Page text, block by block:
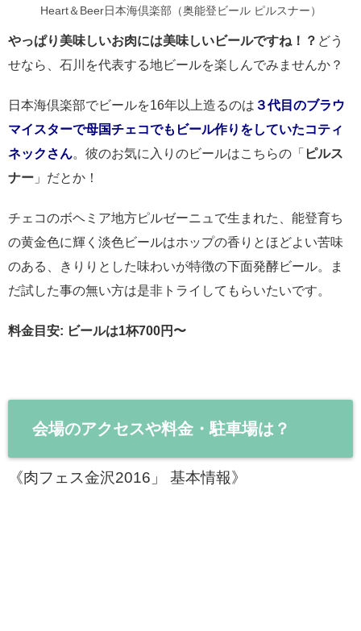
Heart＆Beer日本海倶楽部（奥能登ビール ピルスナー）
やっぱり 美味しいお肉には美味しいビールですね！？ どう
せなら、石川を代表する地ビールを楽しんでみませんか？
日本海倶楽部でビールを16年以上造るのは ３代目のブラウ
マイスターで母国チェコでもビール作りをしていたコティ
ネックさん。 彼のお気に入りのビールはこちらの「 ピルス
ナー 」だとか！
チェコのボヘミア地方ピルゼーニュで生まれた、能登育ち
の黄金色に輝く淡色ビールはホップの香りとほどよい苦味
のある、きりりとした味わいが特徴の下面発酵ビール。ま
だ試した事の無い方は是非トライしてもらいたいです。
料金目安: ビールは1杯700円〜
会場のアクセスや料金・駐車場は？
《肉フェス金沢2016」 基本情報》